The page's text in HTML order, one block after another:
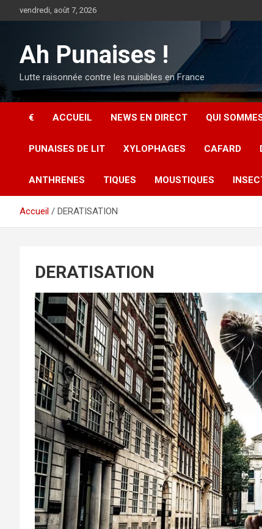
au
vendredi, août 7, 2026
Ah Punaises !
Lutte raisonnée contre les nuisibles en France
€ ACCUEIL NEWS EN DIRECT QUI
PUNAISES DE LIT XYLOPHAGES CAFARD
ANTHRENES TIQUES MOUSTIQUES
Accueil DERATISATION
DERATISATION